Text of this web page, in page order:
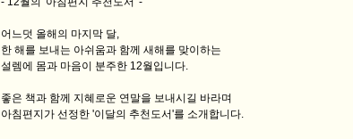
어느덧 올해의 마지막 달,
한 해를 보내는 아쉬움과 함께 새해를 맞이하는
설렘에 몸과 마음이 분주한 12월입니다.
좋은 책과 함께 지혜로운 연말을 보내시길 바라며
아침편지가 선정한 '이달의 추천도서'를 소개합니다.